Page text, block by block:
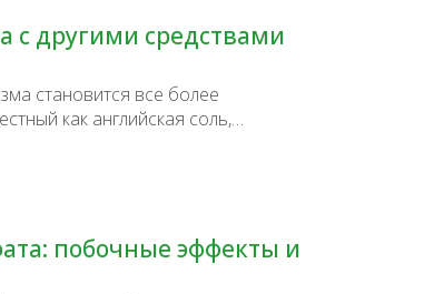
с другими средствами
становится все более
как английская соль,…
побочные эффекты и